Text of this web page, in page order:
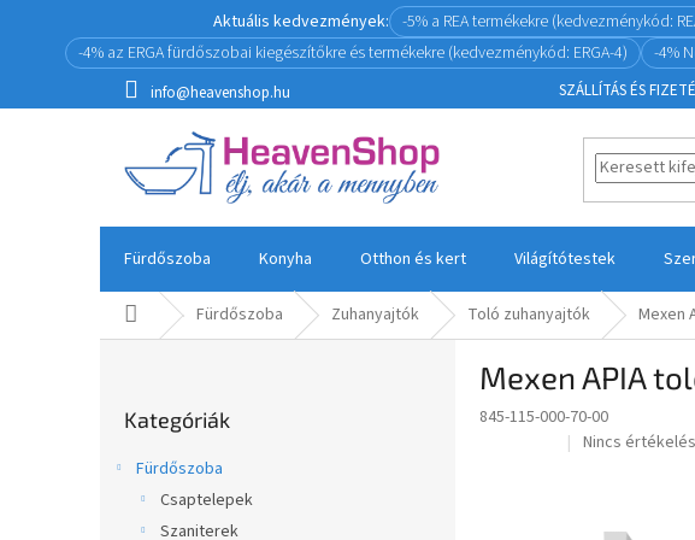
Aktuális kedvezmények: -5% a REA termékekre (kedvezménykód:
-4% az ERGA fürdőszobai kiegészítőkre és termékekre (kedvezménykód: ERGA-4)
-4%
info@heavenshop.hu SZÁLLÍTÁS ÉS
Fürdőszoba Konyha Otthon és kert Világítótestek
KezdőlapFürdőszoba Zuhanyajtók Toló zuhanyajtók Mexen
átugrása
Kategóriák
Fürdőszoba
Csaptelepek
Szaniterek
Mexen APIA
845-115-000-70-00
A
Nincs értékelés